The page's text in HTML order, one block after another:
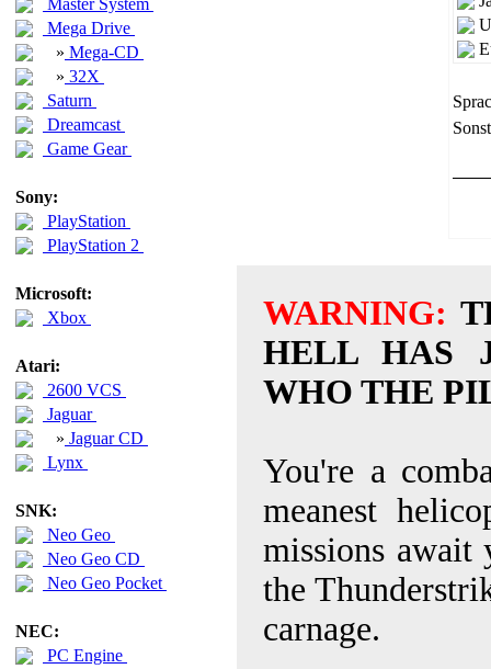
Master System
Mega Drive
» Mega-CD
» 32X
Saturn
Dreamcast
Game Gear
Sony:
PlayStation
PlayStation 2
Microsoft:
Xbox
Atari:
2600 VCS
Jaguar
» Jaguar CD
Lynx
SNK:
Neo Geo
Neo Geo CD
Neo Geo Pocket
NEC:
PC Engine
WARNING:
HELL HAS
WHO THE
You're a
meanest
missions
the
carnage.